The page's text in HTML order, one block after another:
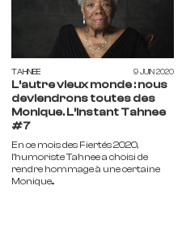
TAHNEE 9 JUIN 2020
L’autre vieux monde : nous
deviendrons toutes des
Monique. L’Instant Tahnee
#7
En ce mois des Fiertés 2020,
l'humoriste Tahnee a choisi de
rendre hommage à une certaine
Monique...